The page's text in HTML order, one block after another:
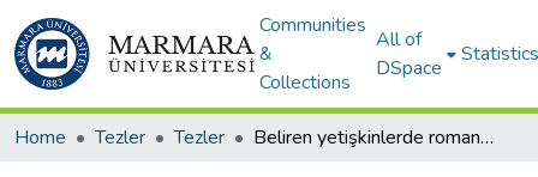
Communities
&
Collections
All of
DSpace
Statistics
Home Tezler Tezler Beliren yetişkinlerde romantik kıskançlığın narsistik kişilik özellikleri, reddedilme duyarlılığı ve sosyal yetkinlik beklentisi bağlamında incelenmesi